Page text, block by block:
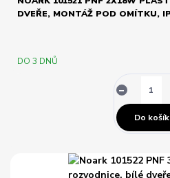
DVEŘE, MONTÁŽ POD OMÍTKU,
DO 3 DNŮ
Do